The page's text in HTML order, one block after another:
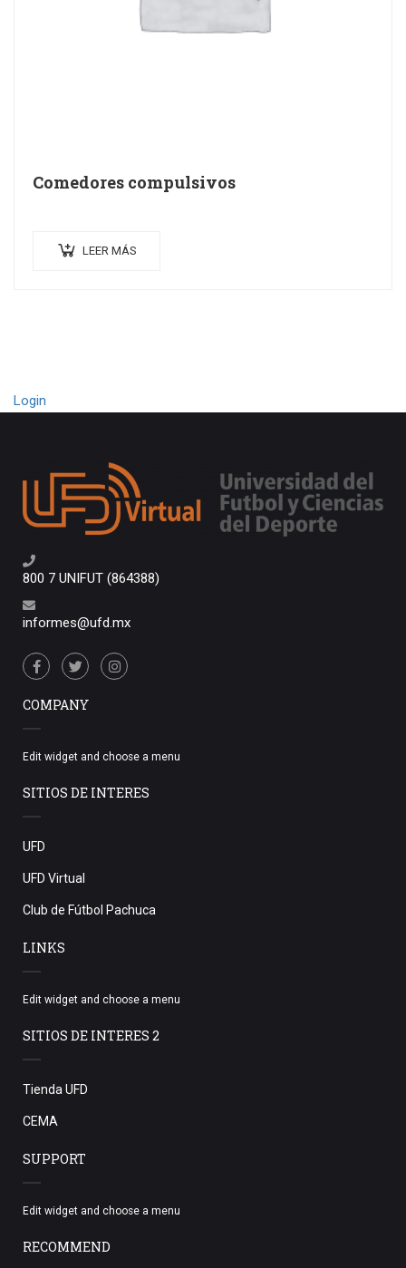
Comedores compulsivos
LEER MÁS
Login
800 7 UNIFUT (864388)
informes@ufd.mx
COMPANY
Edit widget and choose a menu
SITIOS DE INTERES
UFD
UFD Virtual
Club de Fútbol Pachuca
LINKS
Edit widget and choose a menu
SITIOS DE INTERES 2
Tienda UFD
CEMA
SUPPORT
Edit widget and choose a menu
RECOMMEND